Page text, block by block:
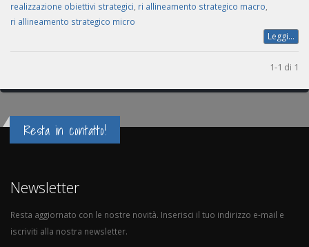
realizzazione obiettivi strategici ri allineamento strategico macro
ri allineamento strategico micro
Leggi...
1-1 di 1
Resta in contatto!
Newsletter
Resta aggiornato con le nostre novità. Inserisci il tuo indirizzo e-mail e
iscriviti alla nostra newsletter.